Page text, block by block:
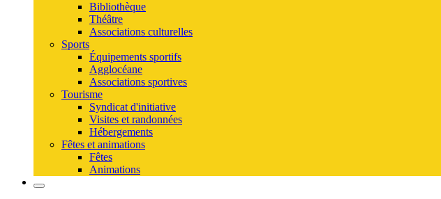
Bibliothèque
Théâtre
Associations culturelles
Sports
Équipements sportifs
Agglocéane
Associations sportives
Tourisme
Syndicat d'initiative
Visites et randonnées
Hébergements
Fêtes et animations
Fêtes
Animations